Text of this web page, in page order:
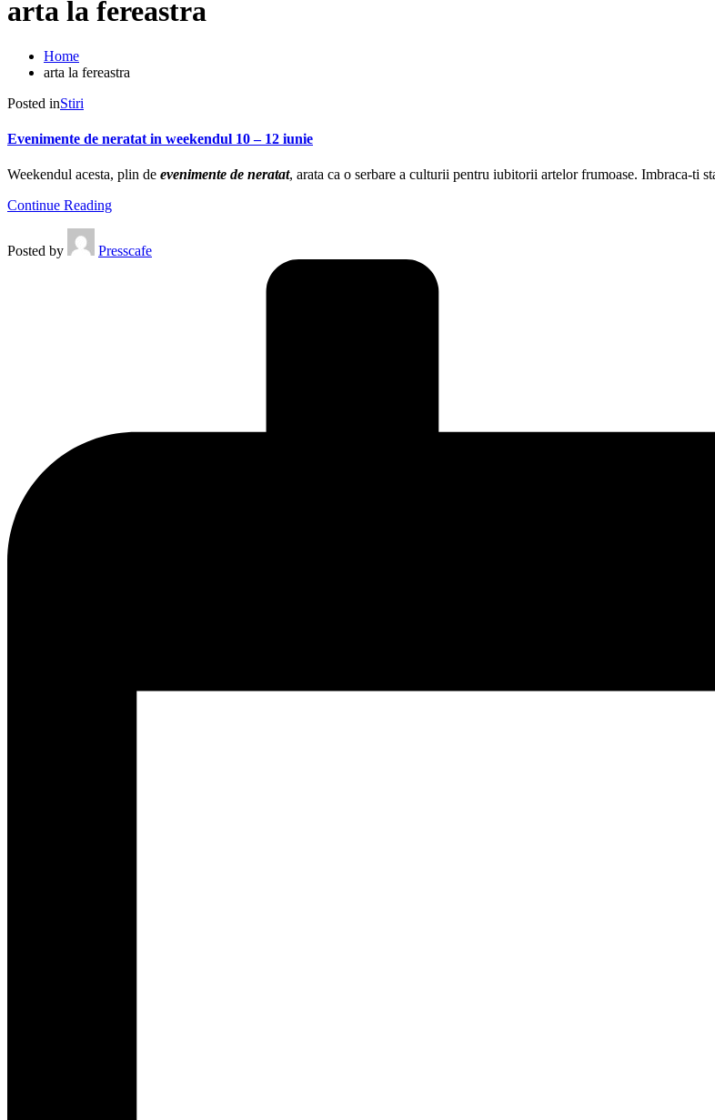
arta la fereastra
Home
arta la fereastra
Posted inStiri
Evenimente de neratat in weekendul 10 – 12 iunie
Weekendul acesta, plin de evenimente de neratat, arata ca o serbare a culturii pentru iubitorii artelor frumoase. Imbraca-ti
Continue Reading
Posted by Presscafe